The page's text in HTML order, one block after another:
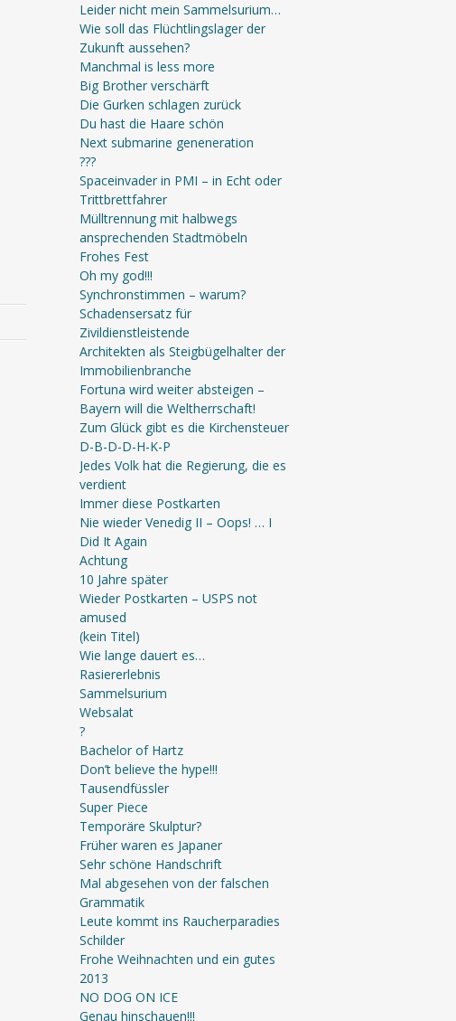
Leider nicht mein Sammelsurium…
Wie soll das Flüchtlingslager der
Zukunft aussehen?
Manchmal is less more
Big Brother verschärft
Die Gurken schlagen zurück
Du hast die Haare schön
Next submarine geneneration
???
Spaceinvader in PMI – in Echt oder
Trittbrettfahrer
Mülltrennung mit halbwegs
ansprechenden Stadtmöbeln
Frohes Fest
Oh my god!!!
Synchronstimmen – warum?
Schadensersatz für
Zivildienstleistende
Architekten als Steigbügelhalter der
Immobilienbranche
Fortuna wird weiter absteigen –
Bayern will die Weltherrschaft!
Zum Glück gibt es die Kirchensteuer
D-B-D-D-H-K-P
Jedes Volk hat die Regierung, die es
verdient
Immer diese Postkarten
Nie wieder Venedig II – Oops! … I
Did It Again
Achtung
10 Jahre später
Wieder Postkarten – USPS not
amused
(kein Titel)
Wie lange dauert es…
Rasiererlebnis
Sammelsurium
Websalat
?
Bachelor of Hartz
Don’t believe the hype!!!
Tausendfüssler
Super Piece
Temporäre Skulptur?
Früher waren es Japaner
Sehr schöne Handschrift
Mal abgesehen von der falschen
Grammatik
Leute kommt ins Raucherparadies
Schilder
Frohe Weihnachten und ein gutes
2013
NO DOG ON ICE
Genau hinschauen!!!